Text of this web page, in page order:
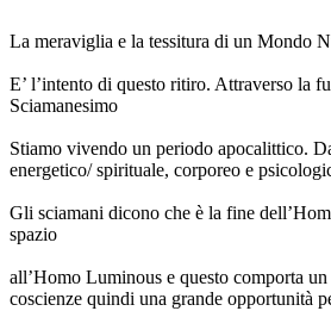
La meraviglia e la tessitura di un Mondo
E’ l’intento di questo ritiro. Attraverso la
Sciamanesimo
Stiamo vivendo un periodo apocalittico.
energetico/ spirituale, corporeo e
Gli sciamani dicono che è la fine
spazio
all’Homo Luminous e questo comporta
coscienze quindi una grande opportunità